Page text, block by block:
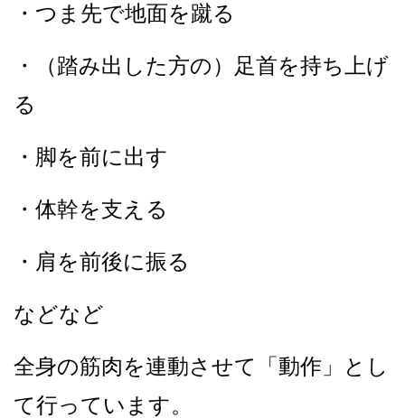
・つま先で地面を蹴る
・（踏み出した方の）足首を持ち上げ
る
・脚を前に出す
・体幹を支える
・肩を前後に振る
などなど
全身の筋肉を連動させて「動作」とし
て行っています。